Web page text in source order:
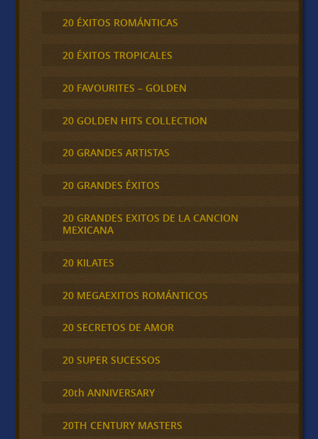
20 ÉXITOS ROMÁNTICAS
20 ÉXITOS TROPICALES
20 FAVOURITES – GOLDEN
20 GOLDEN HITS COLLECTION
20 GRANDES ARTISTAS
20 GRANDES ÉXITOS
20 GRANDES EXITOS DE LA CANCION
MEXICANA
20 KILATES
20 MEGAEXITOS ROMÁNTICOS
20 SECRETOS DE AMOR
20 SUPER SUCESSOS
20th ANNIVERSARY
20TH CENTURY MASTERS